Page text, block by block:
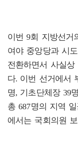
이번 9회 지방선거
여야 중앙당과 시
전환하면서 사실상
다. 이번 선거에서
명, 기초단체장 39
총 687명의 지역
에서는 국회의원